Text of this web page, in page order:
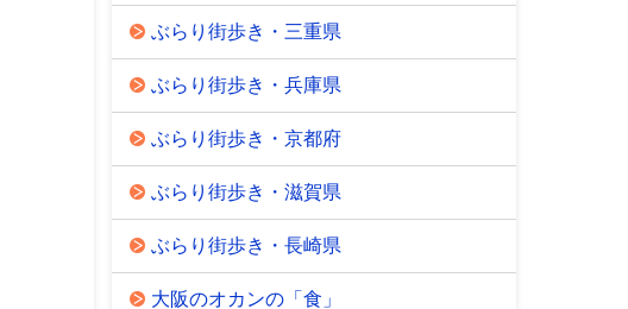
ぶらり街歩き・三重県
ぶらり街歩き・兵庫県
ぶらり街歩き・京都府
ぶらり街歩き・滋賀県
ぶらり街歩き・長崎県
大阪のオカンの「食」